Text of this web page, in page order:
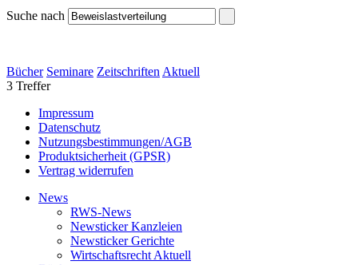
Suche nach
Bücher Seminare ZeitschriftenAktuell
3 Treffer
Impressum
Datenschutz
Nutzungsbestimmungen/AGB
Produktsicherheit (GPSR)
Vertrag widerrufen
News
RWS-News
Newsticker Kanzleien
Newsticker Gerichte
Wirtschaftsrecht Aktuell